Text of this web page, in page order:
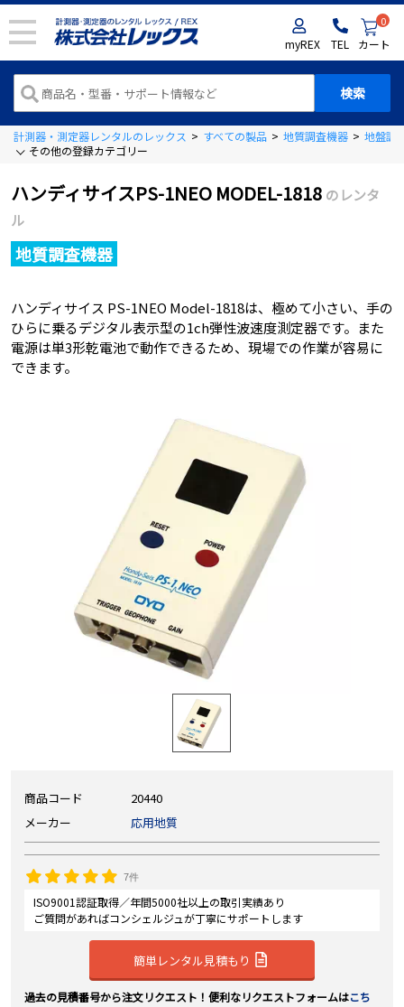
myREX TEL
0
カート
計測器・測定器レンタルのレックス > すべての製品 > 地質調査機器 > 地盤調
その他の登録カテゴリー
ハンディサイスPS-1NEO MODEL-1818 のレンタ
ル
地質調査機器
ハンディサイス PS-1NEO Model-1818は、極めて小さい、手の
ひらに乗るデジタル表示型の1ch弾性波速度測定器です。また
電源は単3形乾電池で動作できるため、現場での作業が容易に
できます。
商品コード
20440
メーカー
応用地質
7件
ISO9001認証取得／年間5000社以上の取引実績あり
ご質問があればコンシェルジュが丁寧にサポートします
簡単レンタル見積もり
過去の見積番号から注文リクエスト！便利なリクエストフォームはこち